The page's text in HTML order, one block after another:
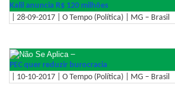
Kalil anuncia R$ 120 milhões
| 28-09-2017 | O Tempo (Política) | MG – Brasil
–
PEC quer reduzir burocracia
| 10-10-2017 | O Tempo (Política) | MG – Brasil